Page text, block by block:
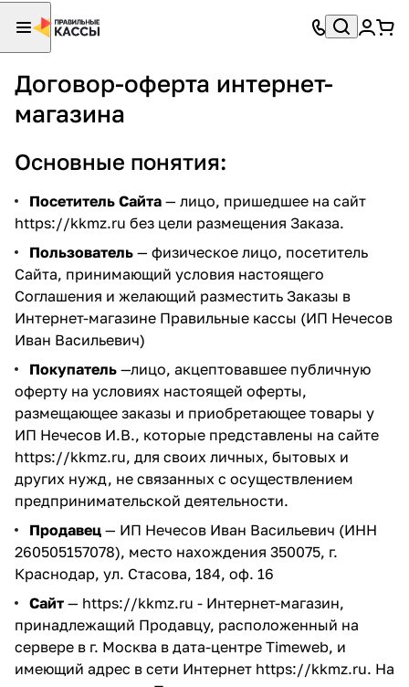
Договор-оферта интернет-
магазина
Основные понятия:
Посетитель Сайта — лицо, пришедшее на сайт
https://kkmz.ru без цели размещения Заказа.
Пользователь — физическое лицо, посетитель
Сайта, принимающий условия настоящего
Соглашения и желающий разместить Заказы в
Интернет-магазине Правильные кассы (ИП Нечесов
Иван Васильевич)
Покупатель —лицо, акцептовавшее публичную
оферту на условиях настоящей оферты,
размещающее заказы и приобретающее товары у
ИП Нечесов И.В., которые представлены на сайте
https://kkmz.ru, для своих личных, бытовых и
других нужд, не связанных с осуществлением
предпринимательской деятельности.
Продавец — ИП Нечесов Иван Васильевич (ИНН
260505157078), место нахождения 350075, г.
Краснодар, ул. Стасова, 184, оф. 16
Сайт — https://kkmz.ru - Интернет-магазин,
принадлежащий Продавцу, расположенный на
сервере в г. Москва в дата-центре Timeweb, и
имеющий адрес в сети Интернет https://kkmz.ru. На